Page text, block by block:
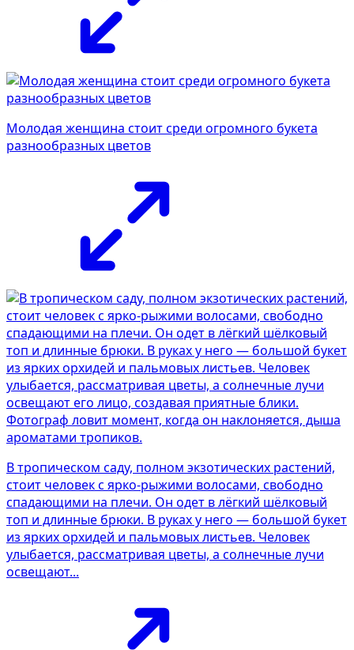
Молодая женщина стоит среди огромного букета
разнообразных цветов
В тропическом саду, полном экзотических растений,
стоит человек с ярко-рыжими волосами, свободно
спадающими на плечи. Он одет в лёгкий шёлковый
топ и длинные брюки. В руках у него — большой букет
из ярких орхидей и пальмовых листьев. Человек
улыбается, рассматривая цветы, а солнечные лучи
освещают...